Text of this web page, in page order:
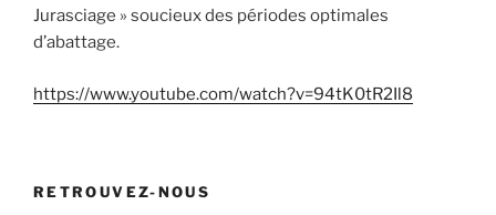
Jurasciage » soucieux des périodes optimales
d’abattage.
https://www.youtube.com/watch?v=94tK0tR2Il8
RETROUVEZ-NOUS